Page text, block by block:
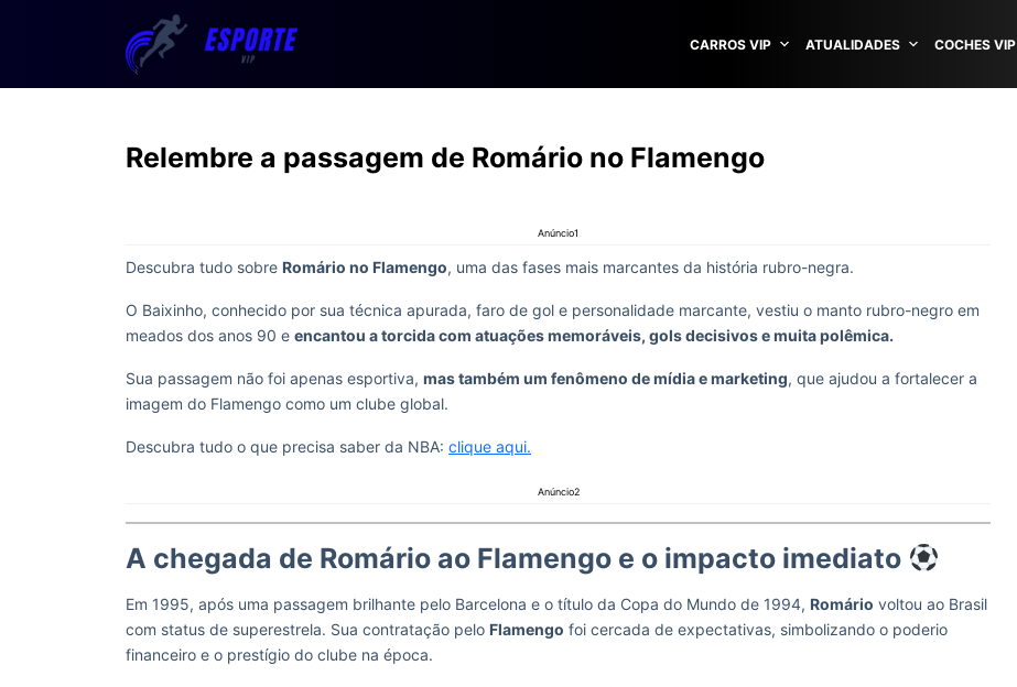
CARROS VIP ATUALIDADES COCHES VIP
Relembre a passagem de Romário no Flamengo
Anúncio1
Descubra tudo sobre Romário no Flamengo, uma das fases mais marcantes da história rubro-negra.
O Baixinho, conhecido por sua técnica apurada, faro de gol e personalidade marcante, vestiu o manto rubro-negro em
meados dos anos 90 e encantou a torcida com atuações memoráveis, gols decisivos e muita polêmica.
Sua passagem não foi apenas esportiva, mas também um fenômeno de mídia e marketing, que ajudou a fortalecer a
imagem do Flamengo como um clube global.
Descubra tudo o que precisa saber da NBA: clique aqui.
Anúncio2
A chegada de Romário ao Flamengo e o impacto imediato
Em 1995, após uma passagem brilhante pelo Barcelona e o título da Copa do Mundo de 1994, Romário voltou ao Brasil
com status de superestrela. Sua contratação pelo Flamengo foi cercada de expectativas, simbolizando o poderio
financeiro e o prestígio do clube na época.